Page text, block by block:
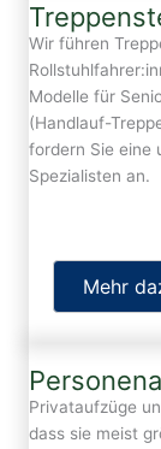
Wir führen
Modelle für
(Handlauf-
fordern Sie eine
Spezialisten an.
Mehr
Privataufzüge
dass sie meist